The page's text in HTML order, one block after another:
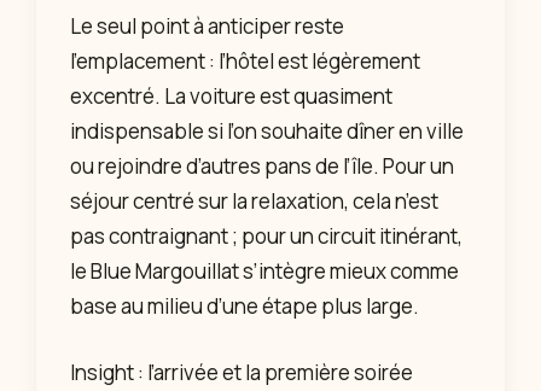
Le seul point à anticiper reste
l’emplacement : l’hôtel est légèrement
excentré. La voiture est quasiment
indispensable si l’on souhaite dîner en ville
ou rejoindre d’autres pans de l’île. Pour un
séjour centré sur la relaxation, cela n’est
pas contraignant ; pour un circuit itinérant,
le Blue Margouillat s’intègre mieux comme
base au milieu d’une étape plus large.
Insight : l’arrivée et la première soirée